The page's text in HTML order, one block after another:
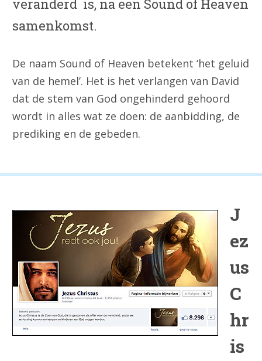
veranderd is, na een Sound of Heaven
samenkomst.
De naam Sound of Heaven betekent ‘het geluid
van de hemel’. Het is het verlangen van David
dat de stem van God ongehinderd gehoord
wordt in alles wat ze doen: de aanbidding, de
prediking en de gebeden.
J
ez
us
C
hr
is